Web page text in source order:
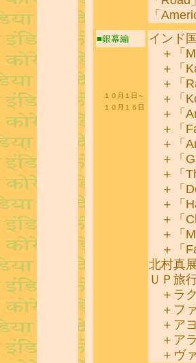
「
■銀幕編
インド
＋「
＋「
＋「
＋「
＋「
＋「
＋「
＋「
＋「
＋「
＋「
＋「
＋「
＋「
北村真
ＵＰ旅
＋ラ
＋フ
＋ア
＋ア
＋ヴ
１０月１日～
１０月１５日